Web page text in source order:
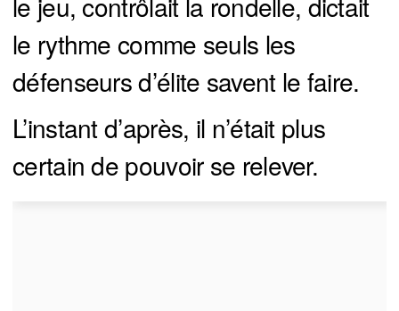
le rythme comme seuls les
défenseurs d’élite savent le faire.
L’instant d’après, il n’était plus
certain de pouvoir se relever.